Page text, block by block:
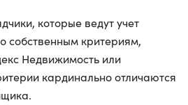
которые ведут учет
собственным критериям,
Недвижимость или
кардинально отличаются